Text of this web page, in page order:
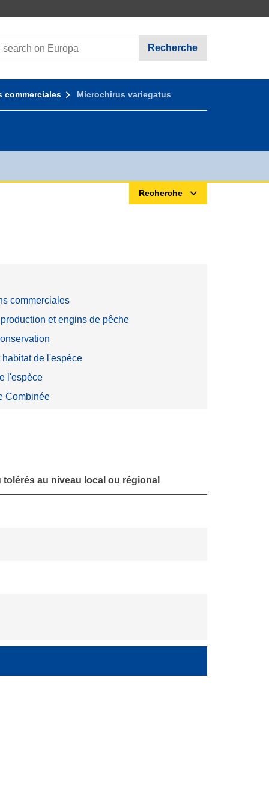
Recherche
commerciales Microchirus variegatus
Recherche
commerciales
et engins de pêche
de l'espèce
l'espèce
Combinée
au niveau local ou régional